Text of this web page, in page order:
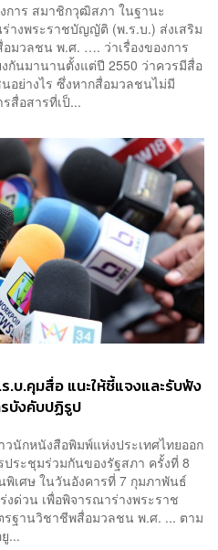
าร สมาชิกวุฒิสภา ในฐานะ
างพระราชบัญญัติ (พ.ร.บ.) ส่งเสริม
มวลชน พ.ศ. …. ว่าเรื่องของการ
กันมานานตั้งแต่ปี 2550 ว่าควรมีสื่อ
อย่างไร ซึ่งหากสื่อมวลชนไม่มี
สื่อสารที่เป็...
.บ.คุมสื่อ แนะให้ชี้แจงและรับฟัง
บังคับปฏิรูป
นักหนังสือพิมพ์แห่งประเทศไทยออก
ระชุมร่วมกันของรัฐสภา ครั้งที่ 8
เศษ ในวันอังคารที่ 7 กุมภาพันธ์
งด่วน เพื่อพิจารณาร่างพระราช
ฐานวิชาชีพสื่อมวลชน พ.ศ. ... ตาม
...